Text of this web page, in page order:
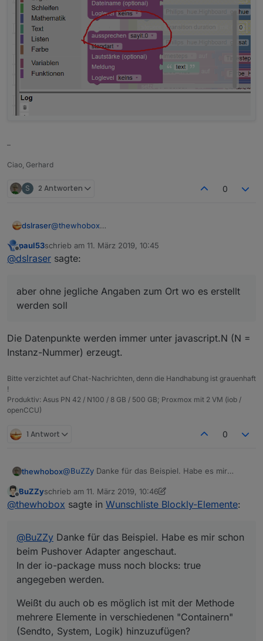
–
Ciao, Gerhard
S 2 Antworten 0
dslraser@thewhobox
es erstellt werden soll noch rolle usw....
Offline
paul53schrieb am 11. März 2019, 10:45
zuletzt editiert von
@dslraser sagte:
aber ohne jegliche Angaben zum Ort wo es erstellt
werden soll
Die Datenpunkte werden immer unter javascript.N (N =
Instanz-Nummer) erzeugt.
Bitte verzichtet auf Chat-Nachrichten, denn die Handhabung ist grauenhaft
!
Produktiv: Asus PN 42 / N100 / 8 GB / 500 GB; Proxmox mit 2 VM (iob /
openCCU)
1 Antwort 0
thewhobox@BuZZy Danke für das Beispiel. Habe es mir
In der io-package muss noch blocks: true
angegeben werden.
Weißt du auch ob es möglich ist mit der Methode
mehrere Elemente in verschiedenen "Containern"
Offline
BuZZyschrieb am 11. März 2019, 10:46
zuletzt editiert von BuZZy 3. Nov. 2019, 11:47
@thewhobox sagte in Wunschliste Blockly-Elemente:
@BuZZy Danke für das Beispiel. Habe es mir schon
beim Pushover Adapter angeschaut.
In der io-package muss noch blocks: true
angegeben werden.
Weißt du auch ob es möglich ist mit der Methode
mehrere Elemente in verschiedenen "Containern"
(Sendto, System, Logik) hinzuzufügen?